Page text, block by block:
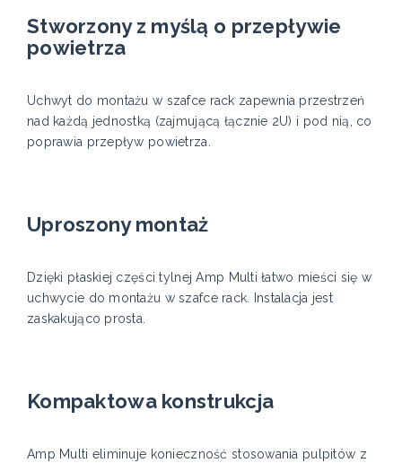
Stworzony z myślą o przepływie
powietrza
Uchwyt do montażu w szafce rack zapewnia przestrzeń
nad każdą jednostką (zajmującą łącznie 2U) i pod nią, co
poprawia przepływ powietrza.
Uproszony montaż
Dzięki płaskiej części tylnej Amp Multi łatwo mieści się w
uchwycie do montażu w szafce rack. Instalacja jest
zaskakująco prosta.
Kompaktowa konstrukcja
Amp Multi eliminuje konieczność stosowania pulpitów z